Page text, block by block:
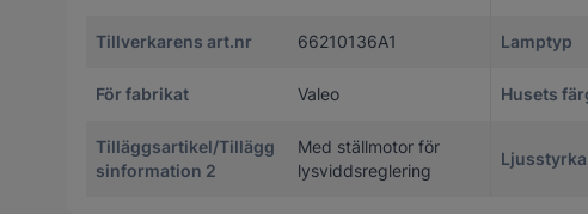
Tillverkarens art.nr 66210136A1 Lamptyp
För fabrikat Valeo Husets
Tilläggsartikel/Tillägg
sinformation 2
Med ställmotor för
lysviddsreglering
Ljusstyrka